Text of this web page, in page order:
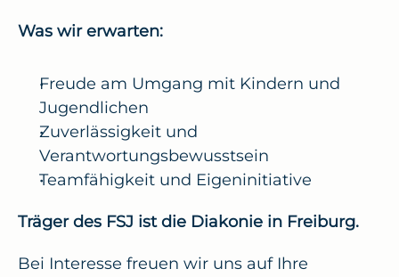
Was wir erwarten:
Freude am Umgang mit Kindern und
Jugendlichen
Zuverlässigkeit und
Verantwortungsbewusstsein
Teamfähigkeit und Eigeninitiative
Träger des FSJ ist die Diakonie in Freiburg.
Bei Interesse freuen wir uns auf Ihre